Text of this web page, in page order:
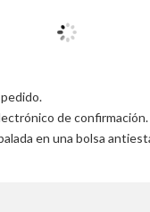
de confirmación.
en una bolsa